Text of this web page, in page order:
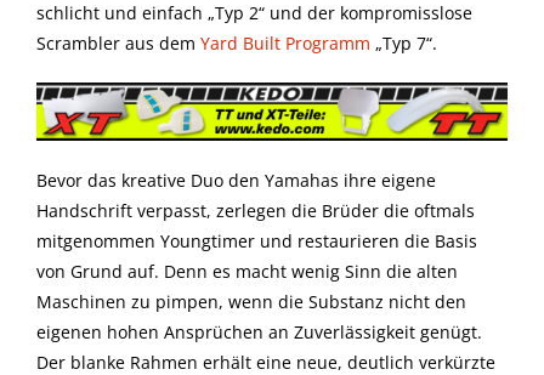
schlicht und einfach „Typ 2“ und der kompromisslose
Scrambler aus dem Yard Built Programm „Typ 7“.
Bevor das kreative Duo den Yamahas ihre eigene
Handschrift verpasst, zerlegen die Brüder die oftmals
mitgenommen Youngtimer und restaurieren die Basis
von Grund auf. Denn es macht wenig Sinn die alten
Maschinen zu pimpen, wenn die Substanz nicht den
eigenen hohen Ansprüchen an Zuverlässigkeit genügt.
Der blanke Rahmen erhält eine neue, deutlich verkürzte